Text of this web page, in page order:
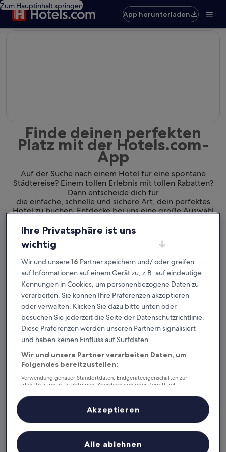
Zum Hauptinhalt springen
App herunterladen
Finde deinen perfekten
Platz mit der Hotels.com-
App
Auf der Suche nach einem Hotel für eine spontane
Städtereise? Einem tollen Erlebnis mit tollen Rabatten?
Dann entscheide dich für
die einfache, schnelle und sichere Art, dein perfektes
Hotel zu buchen. Entdecke bei uns eine große Auswahl
ausgeklügelter Sortier- und Filteroptionen genau die
Unterkunft, die zu dir passt. Wir wollen schließlich sicher
Verfügbar für iOS und Android
Gute Gründe, unsere App
herunterzuladen
Buche jederzeit und überall last minute
Ihre Privatsphäre ist uns
wichtig
Wir und unsere16 Partner speichern und/ oder greifen
auf Informationen auf einem Gerät zu, z.B. auf eindeutige
Kennungen in Cookies, um personenbezogene Daten zu
verarbeiten. Sie können Ihre Präferenzen akzeptieren
oder verwalten. Klicken Sie dazu bitte unten oder
besuchen Sie jederzeit die Seite der Datenschutzrichtlinie.
Diese Präferenzen werden unseren Partnern signalisiert
und haben keinen Einfluss auf Surfdaten.
Wir und unsere Partner verarbeiten Daten, um
Folgendes bereitzustellen:
Verwendung genauer Standortdaten. Endgeräteeigenschaften zur
Identifikation aktiv abfragen. Speichern von oder Zugriff auf
Inhalte, Messung von Werbeleistung und der Performance von Inhalten,
Zielgruppenforschung sowie Entwicklung und Verbesserung von
Liste der Partner (Lieferanten)
Alle ablehnen
Akzeptieren